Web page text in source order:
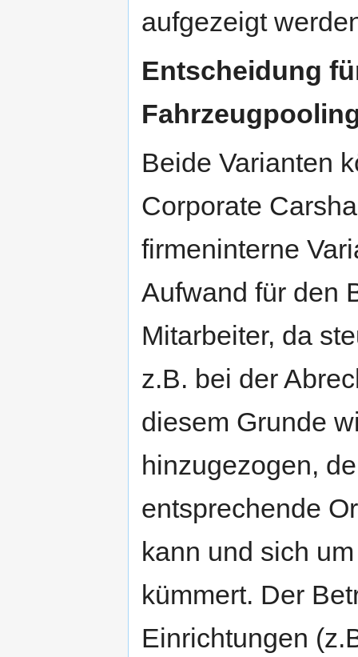
aufgezeigt
Entscheidung
Beide Varianten
Corporate
firmeninterne
Aufwand für den
Mitarbeiter, da
z.B. bei der
diesem Grunde
hinzugezogen,
entsprechende
kann und sich
kümmert. Der
Einrichtungen